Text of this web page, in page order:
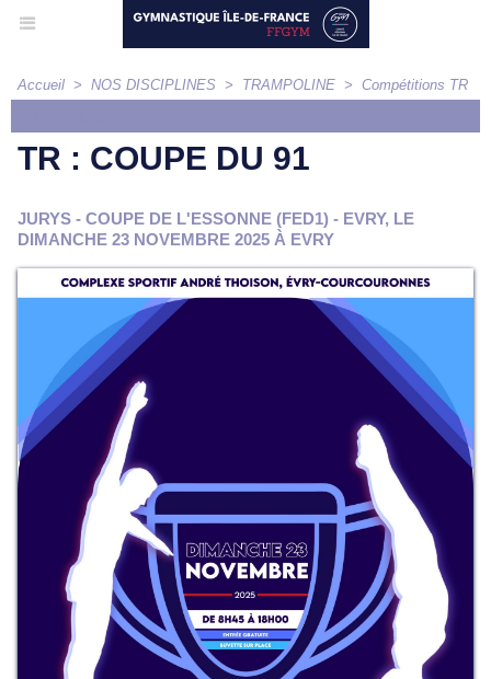
Accueil > NOS DISCIPLINES > TRAMPOLINE > Compétitions TR
TR : COUPE DU 91
JURYS - COUPE DE L'ESSONNE (FED1) - EVRY, LE
DIMANCHE 23 NOVEMBRE 2025 À EVRY